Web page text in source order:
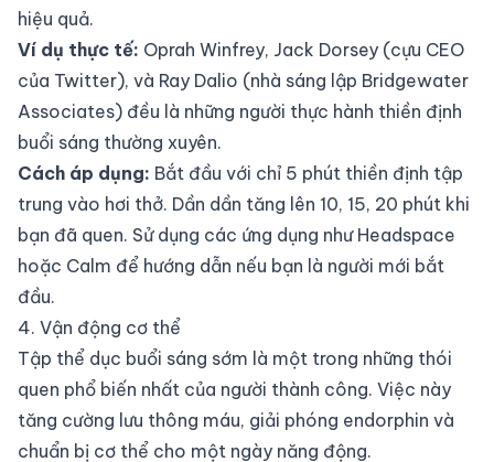
hiệu quả.
Ví dụ thực tế: Oprah Winfrey, Jack Dorsey (cựu CEO
của Twitter), và Ray Dalio (nhà sáng lập Bridgewater
Associates) đều là những người thực hành thiền định
buổi sáng thường xuyên.
Cách áp dụng: Bắt đầu với chỉ 5 phút thiền định tập
trung vào hơi thở. Dần dần tăng lên 10, 15, 20 phút khi
bạn đã quen. Sử dụng các ứng dụng như Headspace
hoặc Calm để hướng dẫn nếu bạn là người mới bắt
đầu.
4. Vận động cơ thể
Tập thể dục buổi sáng sớm là một trong những thói
quen phổ biến nhất của người thành công. Việc này
tăng cường lưu thông máu, giải phóng endorphin và
chuẩn bị cơ thể cho một ngày năng động.